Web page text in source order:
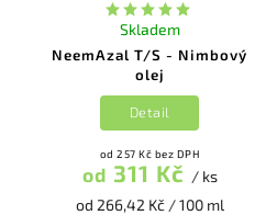
NeemAzal T/S - Nimbový
olej
Skladem
od 257 Kč bez DPH
od 311 Kč / ks
od 266,42 Kč / 100 ml
Detail